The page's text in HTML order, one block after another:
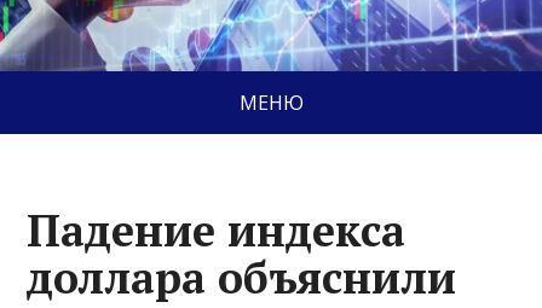
МЕНЮ
Падение индекса
доллара объяснили